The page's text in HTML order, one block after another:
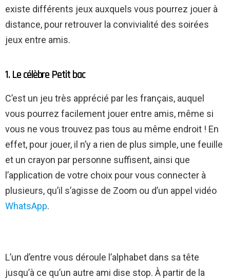
existe différents jeux auxquels vous pourrez jouer à
distance, pour retrouver la convivialité des soirées
jeux entre amis.
1. Le célèbre Petit bac
C’est un jeu très apprécié par les français, auquel
vous pourrez facilement jouer entre amis, même si
vous ne vous trouvez pas tous au même endroit ! En
effet, pour jouer, il n’y a rien de plus simple, une feuille
et un crayon par personne suffisent, ainsi que
l’application de votre choix pour vous connecter à
plusieurs, qu’il s’agisse de Zoom ou d’un appel vidéo
WhatsApp.
L’un d’entre vous déroule l’alphabet dans sa tête
jusqu’à ce qu’un autre ami dise stop. À partir de la